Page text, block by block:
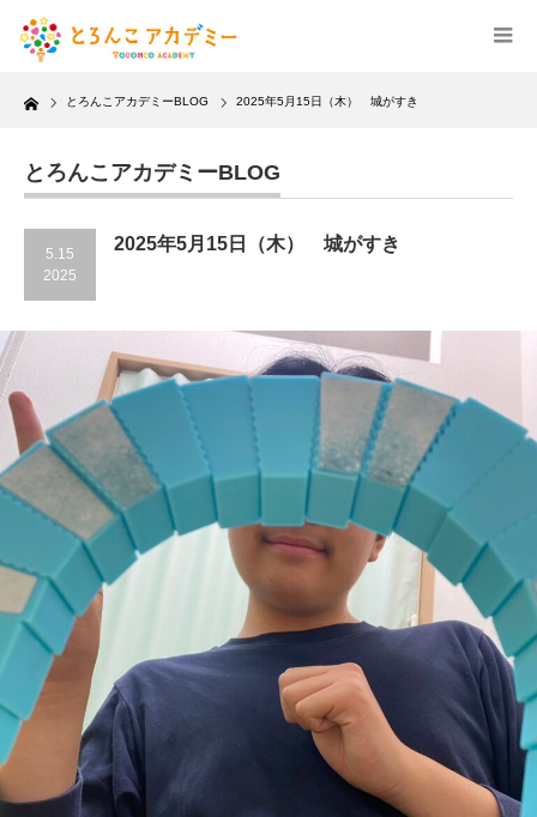
Home とろんこアカデミーBLOG 2025年5月15日（木） 城がすき
とろんこアカデミーBLOG
5.15
2025
2025年5月15日（木） 城がすき